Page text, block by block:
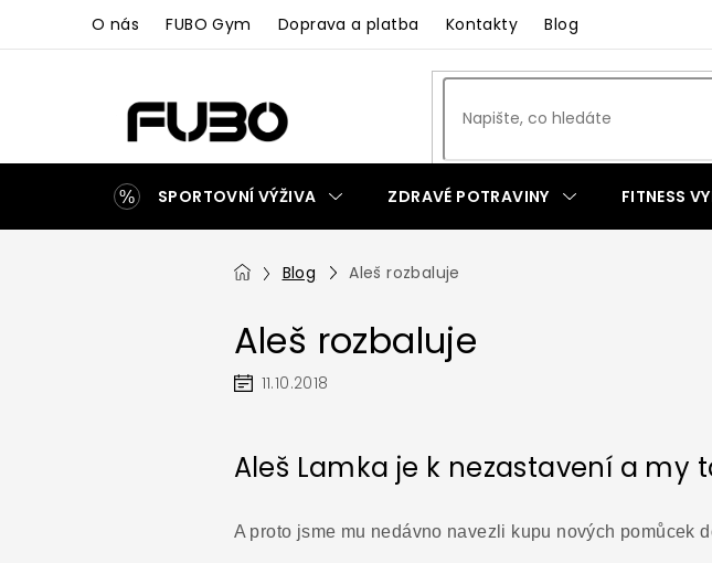
obsah
O nás FUBO Gym Doprava a platba Kontakty Blog
SPORTOVNÍ VÝŽIVA ZDRAVÉ POTRAVINY FITNESS
ZAKÁZKOVÁ VÝROBA
DomůBlog Aleš rozbaluje
Aleš rozbaluje
11.10.2018
Aleš Lamka je k nezastavení a my
A proto jsme mu nedávno navezli kupu nových pomůcek